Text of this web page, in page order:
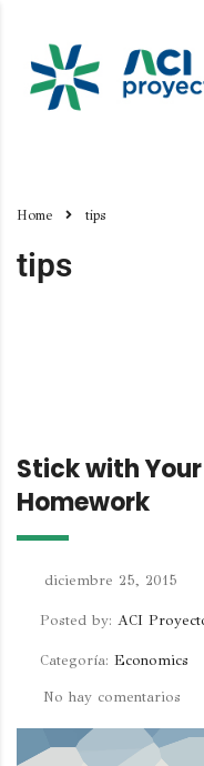
Home tips
tips
Stick with
Homework
diciembre 25, 2015
Posted by: ACI
Categoría: Economics
No hay comentarios